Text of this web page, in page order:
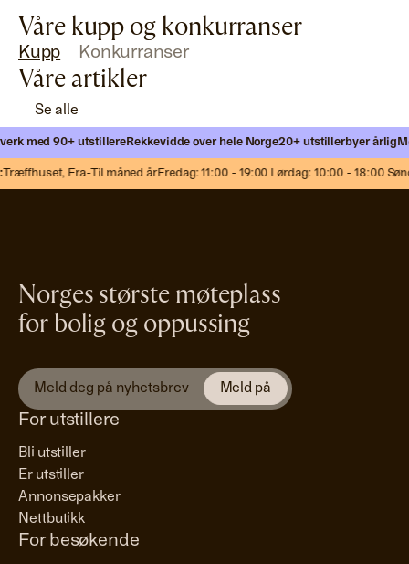
Våre kupp og konkurranser
Kupp Konkurranser
Våre artikler
Se alle
med 90+ utstillereRekkevidde over hele Norge20+ utstillerbyer årlig
Fra-Til måned årFredag: 11:00 - 19:00 Lørdag: 10:00 - 18:00
Norges største møteplass
for bolig og oppussing
For utstillere
Bli utstiller
Er utstiller
Annonsepakker
Nettbutikk
For besøkende